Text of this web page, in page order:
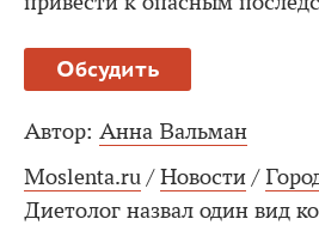
Обсудить
Автор: Анна Вальман
Moslenta.ru / Новости /
Диетолог назвал один вид